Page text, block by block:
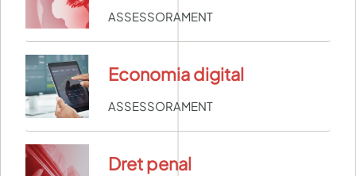
ASSESSORAMENT
Economia digital
ASSESSORAMENT
Dret penal